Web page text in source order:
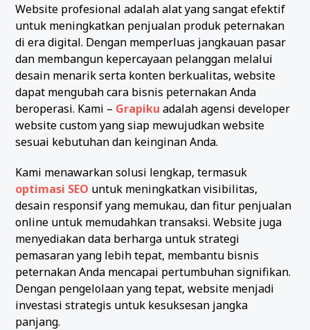
Website profesional adalah alat yang sangat efektif
untuk meningkatkan penjualan produk peternakan
di era digital. Dengan memperluas jangkauan pasar
dan membangun kepercayaan pelanggan melalui
desain menarik serta konten berkualitas, website
dapat mengubah cara bisnis peternakan Anda
beroperasi. Kami – Grapiku adalah agensi developer
website custom yang siap mewujudkan website
sesuai kebutuhan dan keinginan Anda.
Kami menawarkan solusi lengkap, termasuk
optimasi SEO untuk meningkatkan visibilitas,
desain responsif yang memukau, dan fitur penjualan
online untuk memudahkan transaksi. Website juga
menyediakan data berharga untuk strategi
pemasaran yang lebih tepat, membantu bisnis
peternakan Anda mencapai pertumbuhan signifikan.
Dengan pengelolaan yang tepat, website menjadi
investasi strategis untuk kesuksesan jangka
panjang.